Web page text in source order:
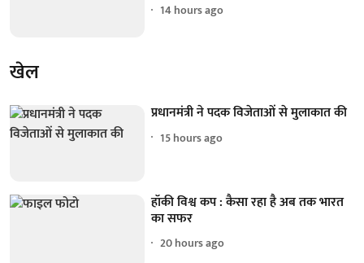
14 hours ago
खेल
प्रधानमंत्री ने पदक विजेताओं से मुलाकात की
15 hours ago
हॉकी विश्व कप : कैसा रहा है अब तक भारत
का सफर
20 hours ago